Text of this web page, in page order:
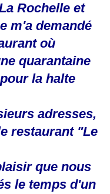
Rochelle et
m'a demandé
où
quarantaine
la halte
adresses,
restaurant "Le
que nous
le temps d'un